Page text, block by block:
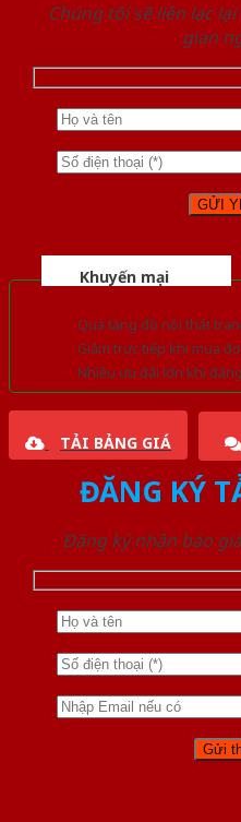
Chúng tôi sẽ liên lạc
gian
Khuyến mại
Quà tặng đồ nội thất
Giảm trực tiếp khi mua
Nhiều ưu đãi lớn khi
TẢI BẢNG GIÁ
ĐĂNG KÝ
Đăng ký nhận báo